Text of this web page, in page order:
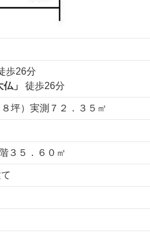
歩26分
」 徒歩26分
坪）実測７２．３５㎡
３５．６０㎡